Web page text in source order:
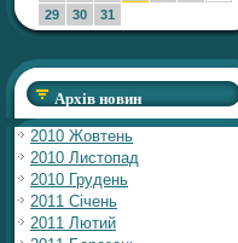
29
30 31
Архів новин
2010 Жовтень
2010 Листопад
2010 Грудень
2011 Січень
2011 Лютий